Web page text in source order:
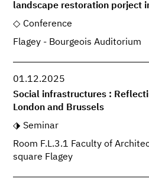
landscape restoration porject
Conference
Flagey - Bourgeois Auditorium
01.12.2025
Social infrastructures :
London and Brussels
Seminar
Room F.L.3.1 Faculty of
square Flagey